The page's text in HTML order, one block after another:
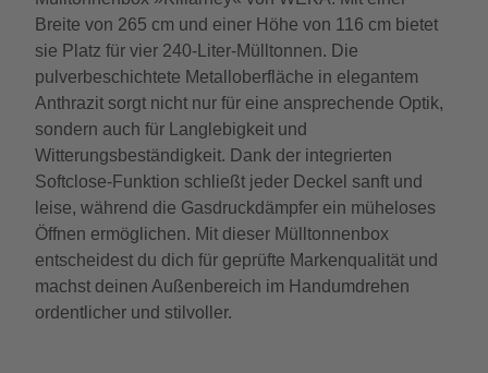
Breite von 265 cm und einer Höhe von 116 cm bietet
sie Platz für vier 240-Liter-Mülltonnen. Die
pulverbeschichtete Metalloberfläche in elegantem
Anthrazit sorgt nicht nur für eine ansprechende Optik,
sondern auch für Langlebigkeit und
Witterungsbeständigkeit. Dank der integrierten
Softclose-Funktion schließt jeder Deckel sanft und
leise, während die Gasdruckdämpfer ein müheloses
Öffnen ermöglichen. Mit dieser Mülltonnenbox
entscheidest du dich für geprüfte Markenqualität und
machst deinen Außenbereich im Handumdrehen
ordentlicher und stilvoller.